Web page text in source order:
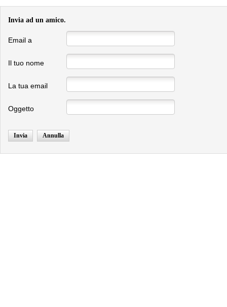
Invia ad un amico.
Email a
Il tuo nome
La tua email
Oggetto
Invia Annulla